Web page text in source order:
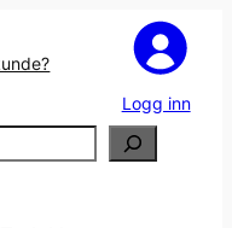
Logg inn